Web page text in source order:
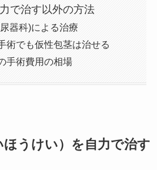
で治す以外の方法
器科)による治療
術でも仮性包茎は治せる
手術費用の相場
うけい）を自力で治す